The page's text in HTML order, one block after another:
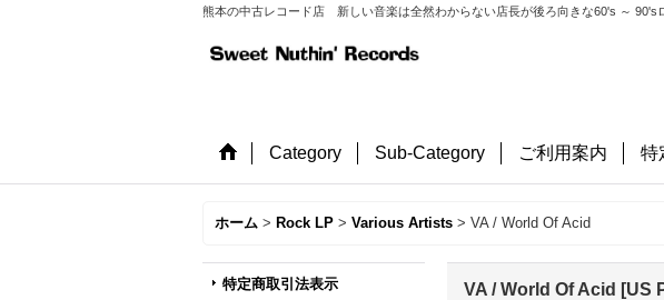
熊本の中古レコード店 新しい音楽は全然わからない店長が後ろ向きな60's ～ 90's
Category Sub-Category ご利用案内 特
ホーム > Rock LP > Various Artists > VA / World Of Acid
特定商取引法表示 VA / World Of Acid [US